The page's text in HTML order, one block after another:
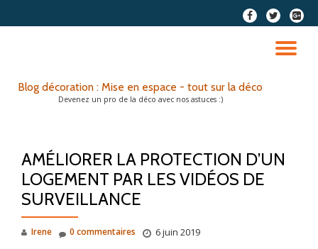
fa-
facebook
fa-
twitter
fa-
plus-
Blog décoration : Mise en espace - tout sur la déco
Devenez un pro de la déco avec nos astuces :)
AMÉLIORER LA PROTECTION D’UN
LOGEMENT PAR LES VIDÉOS DE
SURVEILLANCE
Irene 6 juin 2019
0 commentaires